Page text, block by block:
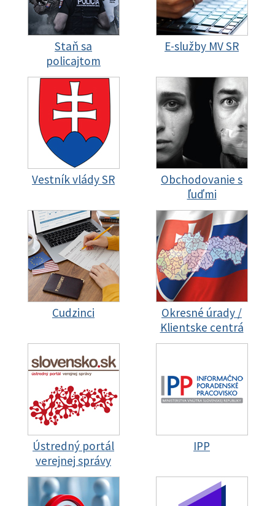
Staň sa
policajtom
E-služby MV SR
Vestník vlády SR
Obchodovanie s
ľuďmi
Cudzinci
Okresné úrady /
Klientske centrá
Ústredný portál
verejnej správy
IPP